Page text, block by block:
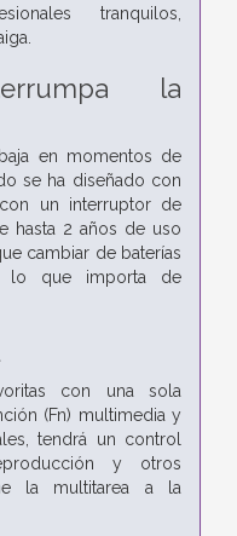
tranquilos,
la
en momentos de
se ha diseñado con
un interruptor de
hasta 2 años de uso
cambiar de baterías
lo que importa de
con una sola
(Fn) multimedia y
tendrá un control
y otros
la multitarea a la